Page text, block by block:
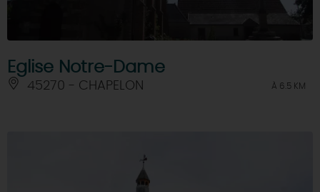
Eglise Notre-Dame
45270 - CHAPELON À 6.5 KM